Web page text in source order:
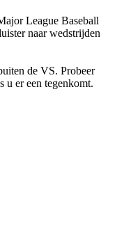
League Baseball
naar wedstrijden
de VS. Probeer
u er een tegenkomt.